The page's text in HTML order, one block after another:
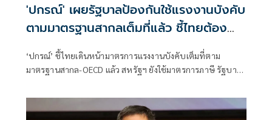
'ปกรณ์' เผยรัฐบาลป้องกันใช้แรงงานบังคับ
ตามมาตรฐานสากลเต็มที่แล้ว ชี้ไทยต้อง
ปรับตัวเจรจาคู่ค้ารายอื่น อย่าหวังพึ่งพา
สหรัฐ
‘ปกรณ์’ ชี้ไทยเดินหน้ามาตรการแรงงานบังคับเต็มที่ตาม
มาตรฐานสากล-OECD แล้ว สหรัฐฯ ยังใช้มาตรการภาษี รัฐบาล
รอง รับมือการค้าโลกผันผวน